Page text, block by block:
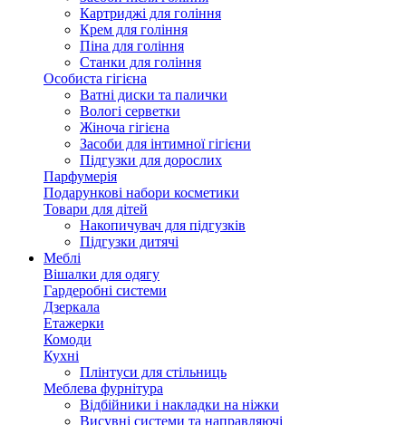
Картриджі для гоління
Крем для гоління
Піна для гоління
Станки для гоління
Особиста гігієна
Ватні диски та палички
Вологі серветки
Жіноча гігієна
Засоби для інтимної гігієни
Підгузки для дорослих
Парфумерія
Подарункові набори косметики
Товари для дітей
Накопичувач для підгузків
Підгузки дитячі
Меблі
Вішалки для одягу
Гардеробні системи
Дзеркала
Етажерки
Комоди
Кухні
Плінтуси для стільниць
Меблева фурнітура
Відбійники і накладки на ніжки
Висувні системи та направляючі